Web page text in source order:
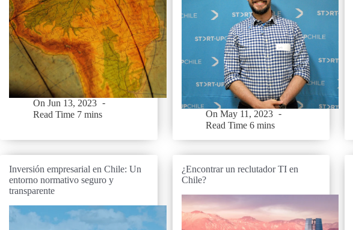
On Jun 13, 2023
Read Time 7 mins On May 11, 2023
Read Time 6 mins
Inversión empresarial en Chile: Un
entorno normativo seguro y
transparente
¿Encontrar un reclutador TI en
Chile?